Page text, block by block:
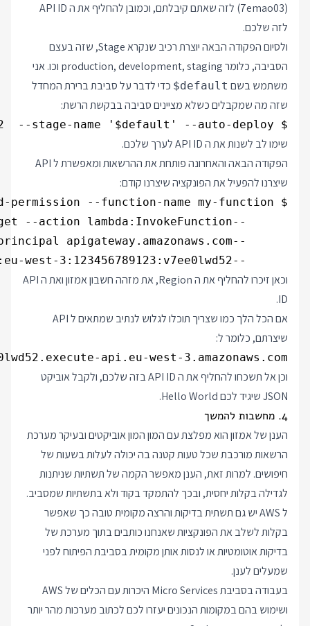
(7emao03) לזה שאתם קיבלתם, וכמובן להחליף את ה API ID
לזה שלכם.
ולסיום הפקודה הבאה יוצרת רכיב שנקרא Stage, שזה בעצם
הסביבה, כלומר production, development, staging וכו. אני
משתמש בשם $default כדי לדבר על סביבת ברירת המחדל
שזה מה שמקבלים כשלא מציינים סביבה בבקשת הרשת:
$ aws apigatewayv2 create-stage --api-id v7ee0lwd52  --stage-name '$default' --auto-deploy
שימו לב לשנות את ה API ID לערך שלכם.
הפקודה הבאה והאחרונה פותחת את ההרשאות ומאפשרת ל API
שיצרנו להפעיל את הפונקציה שיצרנו קודם:
      --source-arn "arn:aws:execute-api:eu-west-3:123456789123:v7ee0lwd52/*/*/"
וכאן זיכרו להחליף את ה Region, את מזהה חשבון אמזון ואת ה API
ID.
אם הכל הלך כמו שצריך תוכלו לגלוש לנתיב שמתאים ל API
שיצרתם, כלומר ל:
api.eu-west-3.amazonaws.com
וכן אל תשכחו להחליף את ה API ID בזה שלכם, ולקבל אוביקט
JSON שיגיד לכם Hello World.
4. מחשבות להמשך
הענן של אמזון הוא מפלצת עם המון המון אוביקטים ובעיקר מערכת
הרשאות מורכבת שכל טעות קטנה בה יכולה לעלות בשעות של
חיפושים. למרות זאת, הענן מאפשר הקמה של תשתיות שניתנות
לגדילה בקלות יחסית, ובכך להתמקד בקוד ולא בתשתיות שמסביב.
ל AWS יש גם תשתית בדיקות והרצה מקומית טובה כך שאפשר
בקלות לשלב את הפונקציות שאנחנו כותבים בתוך מערכת של
בדיקות אוטומטיות או לנסות אותן מקומית בסביבת הפיתוח לפני
שמעלים לענן.
בעבודה בסביבת Micro Services היכרות עם הכלים של AWS
ושימוש בהם במקומות הנכונים יעזרו לכם לכתוב מערכות מהר יותר